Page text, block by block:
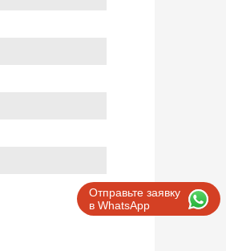
Отправьте заявку
в WhatsApp